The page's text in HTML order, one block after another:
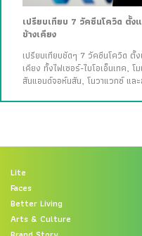
เปรียบเทียบ 7 วัคซีนโควิด ตั้
ข้างเคียง
เปรียบเทียบชัดๆ 7 วัคซีนโควิด ตั้
เคียง ทั้งไฟเซอร์-ไบโอเอ็นเทค,
สันแอนด์จอห์นสัน, โนวาแวกซ์ แล
Lite
Faces
Better Living
Arts & Culture